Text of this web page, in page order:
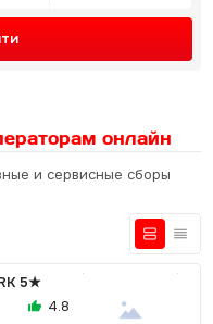
онлайн
и сервисные сборы
5★
4.8